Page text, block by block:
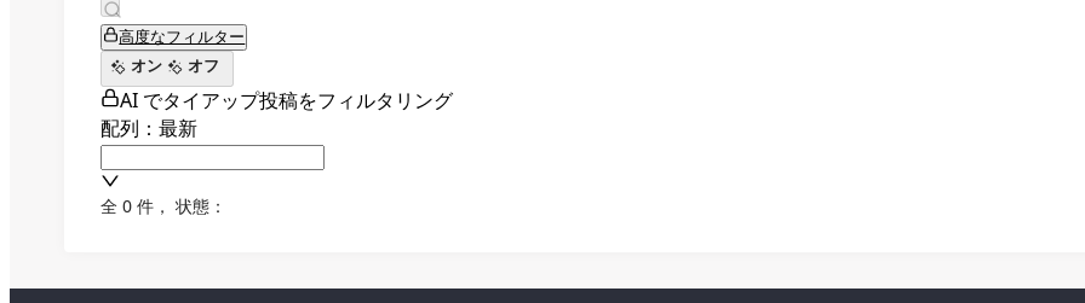
高度なフィルター
オン
オフ
AI でタイアップ投稿をフィルタリング
配列：最新
全 0 件 ， 状態：